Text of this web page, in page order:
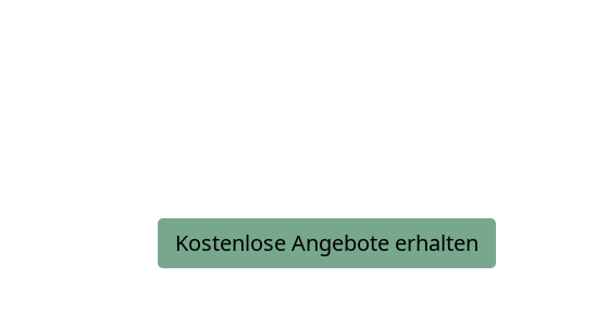
Kostenlose Angebote erhalten